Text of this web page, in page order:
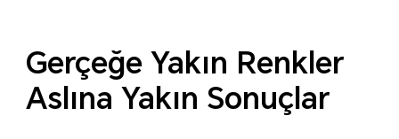
Gerçeğe Yakın Renkler
Aslına Yakın Sonuçlar